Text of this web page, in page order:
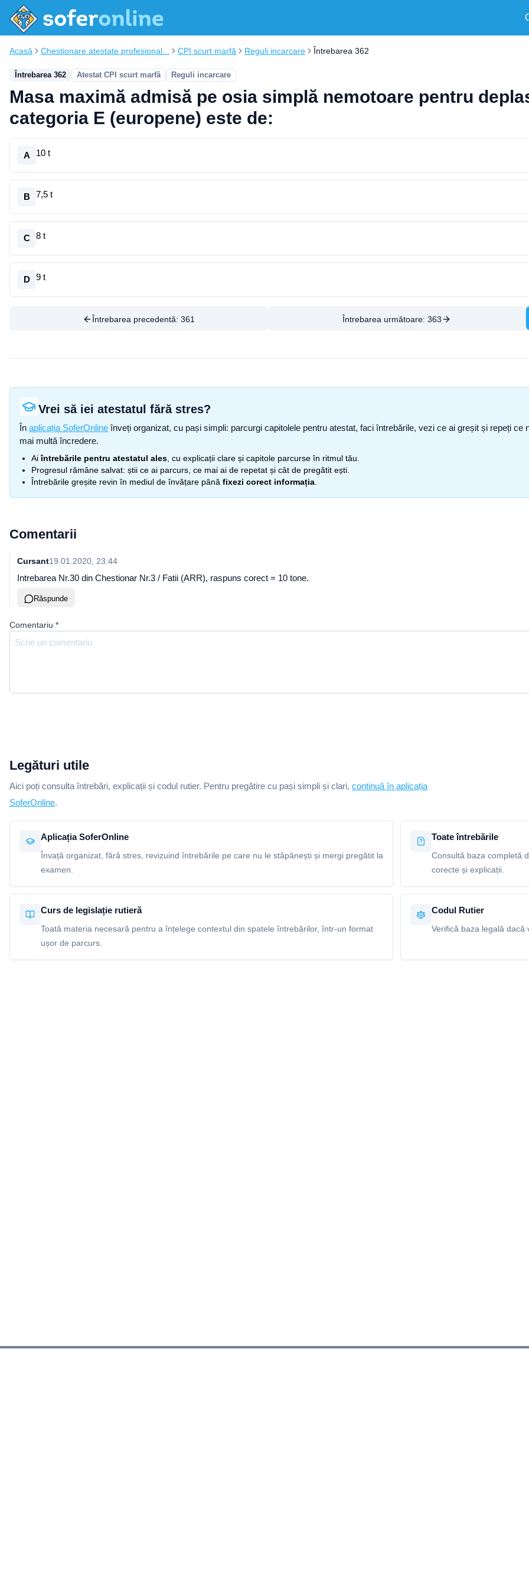
Acasă Chestionare atestate profesional... CPI scurt marfă Reguli incarcare Întrebarea 362
Întrebarea 362 Atestat CPI scurt marfă Reguli incarcare
Masa maximă admisă pe osia simplă nemotoare pentru
categoria E (europene) este de:
A 10 t
B 7,5 t
C 8 t
D 9 t
Întrebarea precedentă: 361 Întrebarea următoare: 363
Vrei să iei atestatul fără stres?
În aplicația SoferOnline înveți organizat, cu pași simpli: parcurgi capitolele pentru atestat, faci întrebările, vezi ce ai greșit și repeți
mai multă încredere.
Aiîntrebările pentru atestatul ales , cu explicații clare și capitole parcurse în ritmul tău.
Progresul rămâne salvat: știi ce ai parcurs, ce mai ai de repetat și cât de pregătit ești.
Întrebările greșite revin în mediul de învățare până fixezi corect informația
Comentarii
Cursant19.01.2020, 23:44
Intrebarea Nr.30 din Chestionar Nr.3 / Fatii (ARR), raspuns corect = 10 tone.
Răspunde
Comentariu *
Legături utile
Aici poți consulta întrebări, explicații și codul rutier. Pentru pregătire cu pași simpli și clari, continuă în aplicația
SoferOnline.
Aplicația SoferOnline
Învață organizat, fără stres, revizuind întrebările pe care nu le stăpânești și mergi pregătit la
examen.
Toate întrebările
Consultă baza completă
corecte și explicații.
Curs de legislație rutieră
Toată materia necesară pentru a înțelege contextul din spatele întrebărilor, într-un format
ușor de parcurs.
Codul Rutier
Verifică baza legală dacă